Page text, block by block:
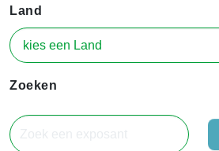
Land
Zoeken